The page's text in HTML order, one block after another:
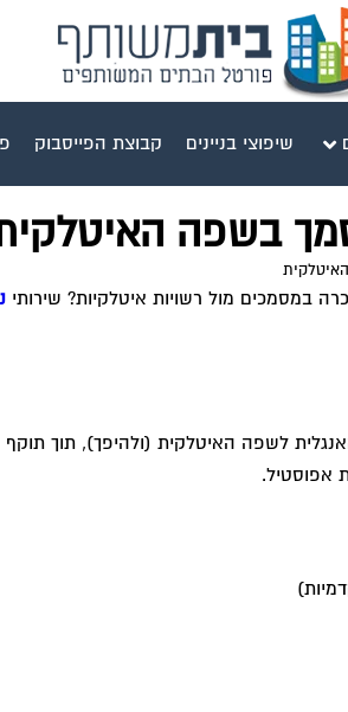
שיפוצי בניינים קבוצת הפייסבוק
בשפה
במסמכים מול רשויות איטלקיות? שירותי
לשפה האיטלקית (ולהיפך), תוך
אפוסטיל.